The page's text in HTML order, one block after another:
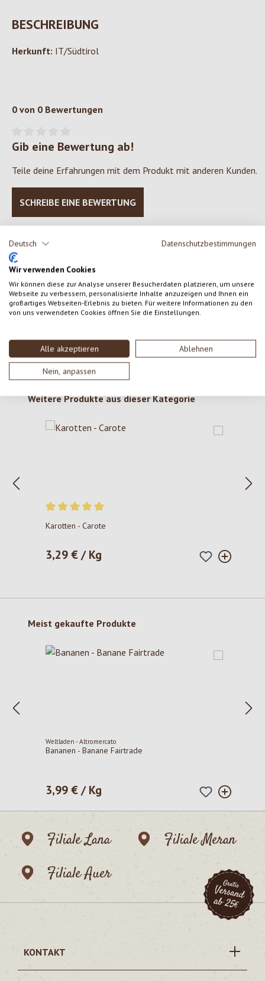
Deutsch Datenschutzbestimmungen
Wir verwenden Cookies
Wir können diese zur Analyse unserer Besucherdaten platzieren, um unsere
Webseite zu verbessern, personalisierte Inhalte anzuzeigen und Ihnen ein
großartiges Webseiten-Erlebnis zu bieten. Für weitere Informationen zu den
von uns verwendeten Cookies öffnen Sie die Einstellungen.
Alle akzeptieren Ablehnen
Nein, anpassen
BESCHREIBUNG
Herkunft: IT/Südtirol
0 von 0 Bewertungen
Durchschnittliche Bewertung von 0 von 5 Sternen
Gib eine Bewertung ab!
Teile deine Erfahrungen mit dem Produkt mit anderen Kunden.
SCHREIBE EINE BEWERTUNG
Keine Bewertungen gefunden. Gehe voran und teile
deine Erkenntnisse mit anderen.
Produktgalerie überspringen
Weitere Produkte aus dieser Kategorie
Durchschnittliche Bewertung von 5 von 5 Sternen
Karotten - Carote
Regulärer Preis:
3,29 € / Kg
Produktgalerie überspringen
Meist gekaufte Produkte
Weltladen - Altromercato
Bananen - Banane Fairtrade
Regulärer Preis:
3,99 € / Kg
Filiale Lana
Filiale Meran
Filiale Auer
KONTAKT